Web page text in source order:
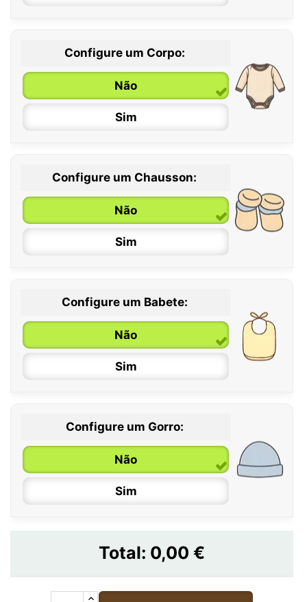
Configure um Corpo:
Não
Sim
0 / 6 meses
6 / 12 meses
12 / 18 meses
Configure um Chausson:
Não
Sim
Configure um Babete:
Não
Sim
Configure um Gorro:
Não
Sim
Total: 0,00 €